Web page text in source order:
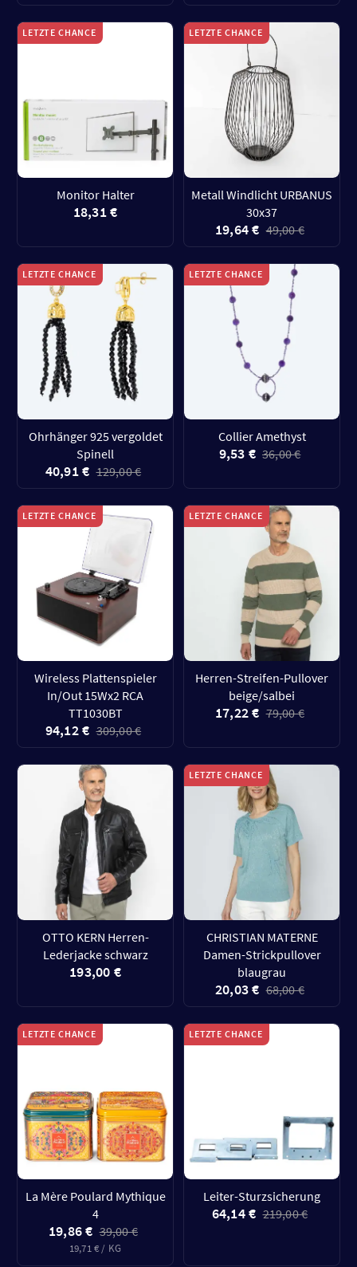
LETZTE CHANCE
Monitor Halter
18,31 €
LETZTE CHANCE
Metall Windlicht URBANUS
30x37
19,64 € 49,00 €
LETZTE CHANCE
Ohrhänger 925 vergoldet
Spinell
40,91 € 129,00 €
LETZTE CHANCE
Collier Amethyst
9,53 € 36,00 €
LETZTE CHANCE
Wireless Plattenspieler
In/Out 15Wx2 RCA
TT1030BT
94,12 € 309,00 €
LETZTE CHANCE
Herren-Streifen-Pullover
beige/salbei
17,22 € 79,00 €
OTTO KERN Herren-
Lederjacke schwarz
193,00 €
LETZTE CHANCE
CHRISTIAN MATERNE
Damen-Strickpullover
blaugrau
20,03 € 68,00 €
LETZTE CHANCE
La Mère Poulard Mythique
4
19,86 € 39,00 €
19,71 € / KG
LETZTE CHANCE
Leiter-Sturzsicherung
64,14 € 219,00 €